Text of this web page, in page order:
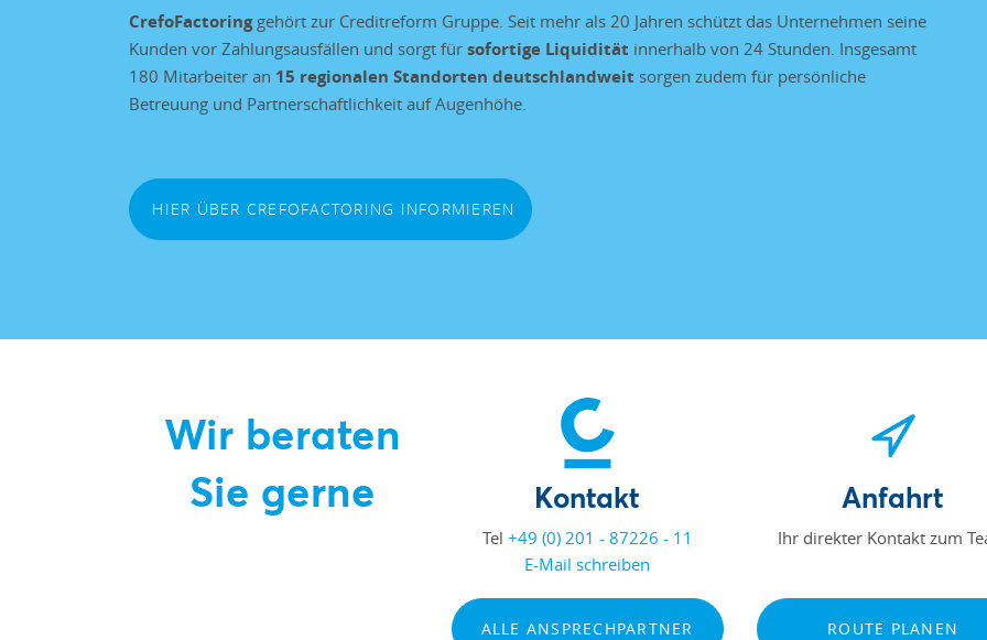
CrefoFactoringgehört zur Creditreform Gruppe. Seit mehr als 20 Jahren schützt das Unternehmen seine
Kunden vor Zahlungsausfällen und sorgt für sofortige Liquidität innerhalb von 24 Stunden. Insgesamt
180 Mitarbeiter an 15 regionalen Standorten deutschlandweit sorgen zudem für persönliche
Betreuung und Partnerschaftlichkeit auf Augenhöhe.
HIER ÜBER CREFOFACTORING INFORMIEREN
Wir beraten
Sie gerne
Kontakt
Tel +49 (0) 201 - 87226 - 11
E-Mail schreiben
ALLE ANSPRECHPARTNER
Anfahrt
Ihr direkter Kontakt zum
ROUTE PLANEN